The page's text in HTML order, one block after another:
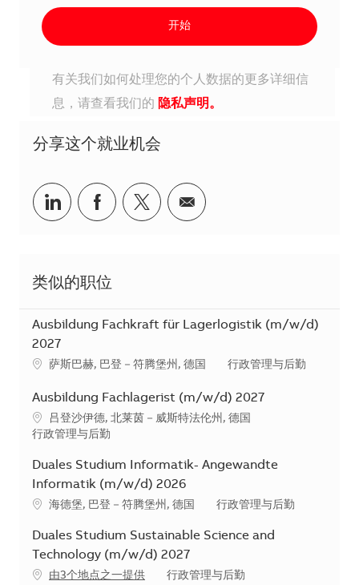
开始
有关我们如何处理您的个人数据的更多详细信
息，请查看我们的 隐私声明。
分享这个就业机会
分享到Linkedin
分享到Facebook
分享到Twitter
分享到电子邮件
类似的职位
Ausbildung Fachkraft für Lagerlogistik (m/w/d)
2027
地点萨斯巴赫, 巴登－符腾堡州, 德国 类别
行政管理与后勤
Ausbildung Fachlagerist (m/w/d) 2027
地点吕登沙伊德, 北莱茵－威斯特法伦州, 德国
类别
行政管理与后勤
Duales Studium Informatik- Angewandte
Informatik (m/w/d) 2026
地点海德堡, 巴登－符腾堡州, 德国 类别
行政管理与后勤
Duales Studium Sustainable Science and
Technology (m/w/d) 2027
由3个地点之一提供 类别
行政管理与后勤